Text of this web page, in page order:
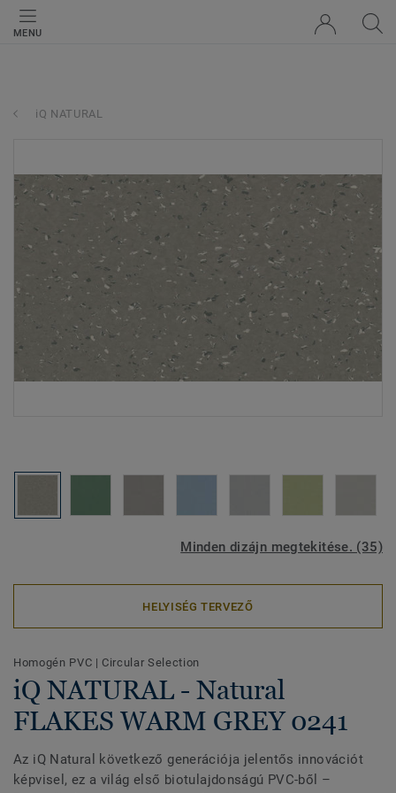
MENU
iQ NATURAL
Minden dizájn megtekitése. (35)
HELYISÉG TERVEZŐ
Homogén PVC | Circular Selection
iQ NATURAL - Natural
FLAKES WARM GREY 0241
Az iQ Natural következő generációja jelentős innovációt
képvisel, ez a világ első biotulajdonságú PVC-ből –